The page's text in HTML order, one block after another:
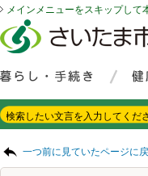
メインメニューをスキップして
一つ前に見ていたページに